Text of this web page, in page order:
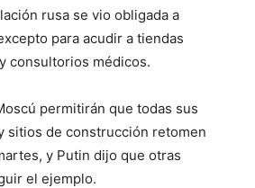
rusa se vio obligada a
para acudir a tiendas
consultorios médicos.
permitirán que todas sus
sitios de construcción retomen
y Putin dijo que otras
el ejemplo.